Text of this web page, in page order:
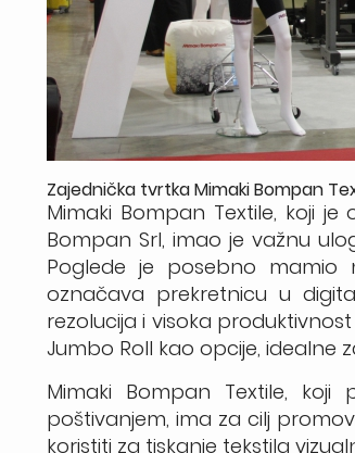
Zajednička tvrtka Mimaki Bompan
Mimaki Bompan Textile, koji
Bompan Srl, imao je važnu
Poglede je posebno mamio
označava prekretnicu u
rezolucija i visoka
Jumbo Roll kao opcije, idealne
Mimaki Bompan Textile, koji
poštivanjem, ima za cilj
koristiti za tiskanje tekstila